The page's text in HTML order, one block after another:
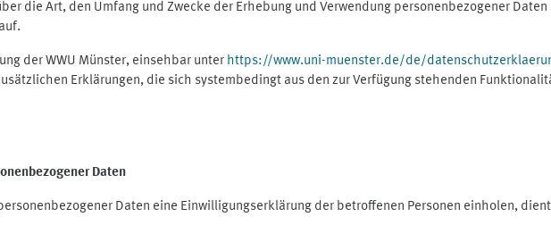
die Art, den Umfang und Zwecke der Erhebung und Verwendung personenbezogener
der WWU Münster, einsehbar unter https://www.uni-muenster.de/de/
Erklärungen, die sich systembedingt aus den zur Verfügung stehenden
Daten
Daten eine Einwilligungserklärung der betroffenen Personen einholen,